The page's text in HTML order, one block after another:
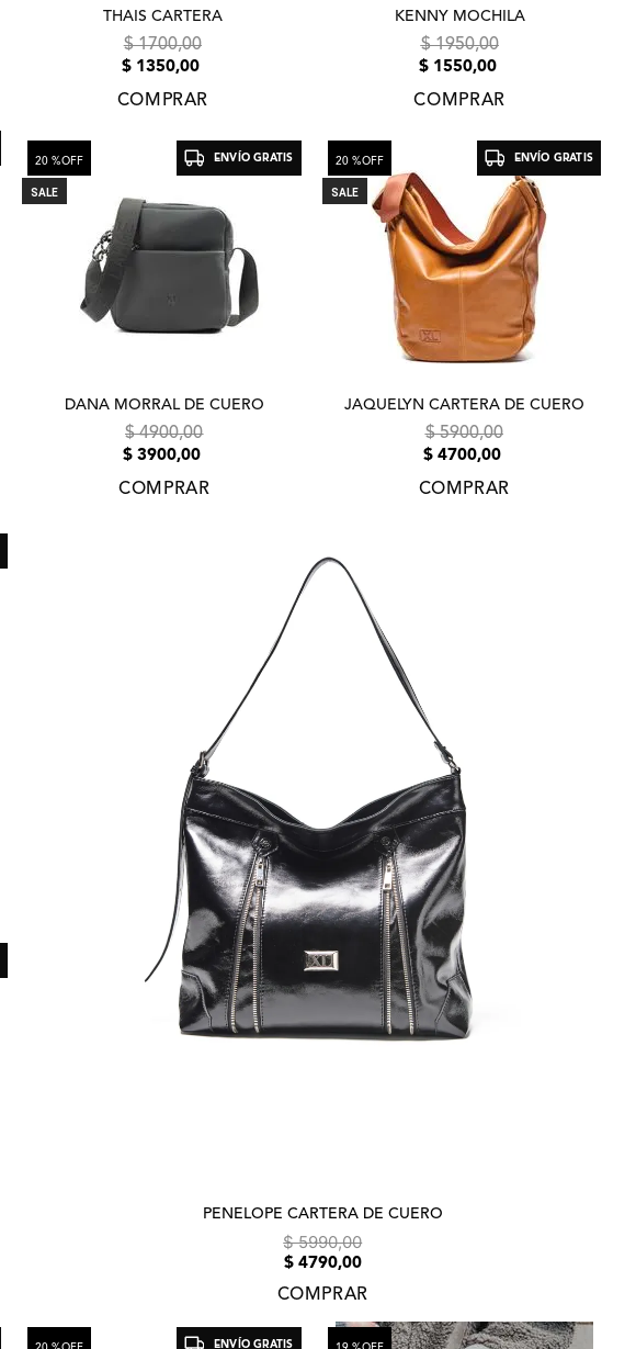
THAIS CARTERA
$ 1700,00
$ 1350,00
COMPRAR
KENNY MOCHILA
$ 1950,00
$ 1550,00
COMPRAR
ENVÍO GRATIS
DANA MORRAL DE CUERO
SALE
20 %OFF
$ 4900,00
$ 3900,00
COMPRAR
ENVÍO GRATIS
JAQUELYN CARTERA DE CUERO
SALE
20 %OFF
$ 5900,00
$ 4700,00
COMPRAR
PENELOPE CARTERA DE CUERO
$ 5990,00
$ 4790,00
COMPRAR
ENVÍO GRATIS